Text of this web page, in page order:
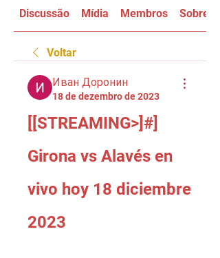
Discussão Mídia Membros Sobre
Voltar
Иван Доронин
18 de dezembro de 2023
[[STREAMING>]#]
Girona vs Alavés en
vivo hoy 18 diciembre
2023